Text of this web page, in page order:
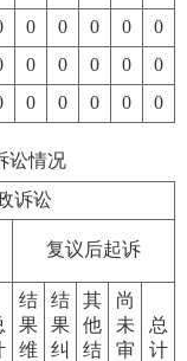
0 0 0 0
0
0 0 0 0
0
0 0 0 0 0
讼情况
诉讼
复议后起诉
结
果
维
结
果
纠
其
他
结
尚
未
审
总
计